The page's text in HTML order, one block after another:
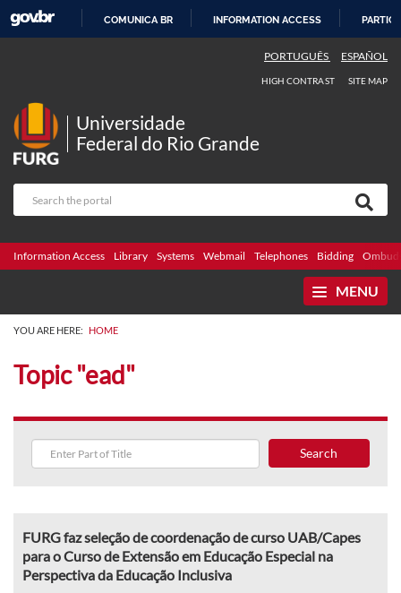
COMUNICA BR INFORMATION ACCESS
PORTUGUÊS ESPAÑOL
HIGH CONTRAST SITE MAP
Universidade
Federal do Rio Grande
Information Access Library Systems Webmail Telephones Bidding
MENU
YOU ARE HERE: HOME
Topic "ead"
Search
FURG faz seleção de coordenação de curso UAB/Capes
para o Curso de Extensão em Educação Especial na
Perspectiva da Educação Inclusiva